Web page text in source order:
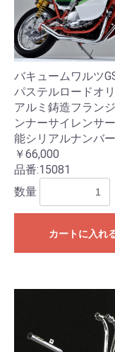
バキュームワルツ
パステルロードオ
アルミ鋳造フラン
ンナーサイレンサ
能シリアルナンバ
￥66,000
品番:15081
数量
カートに入れ